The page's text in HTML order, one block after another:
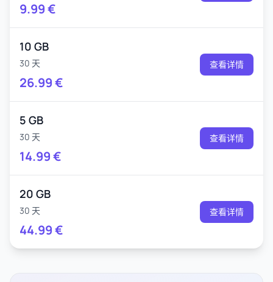
9.99€
10 GB
30 天
26.99€
查看详情
5 GB
30 天
14.99€
查看详情
20 GB
30 天
44.99€
查看详情